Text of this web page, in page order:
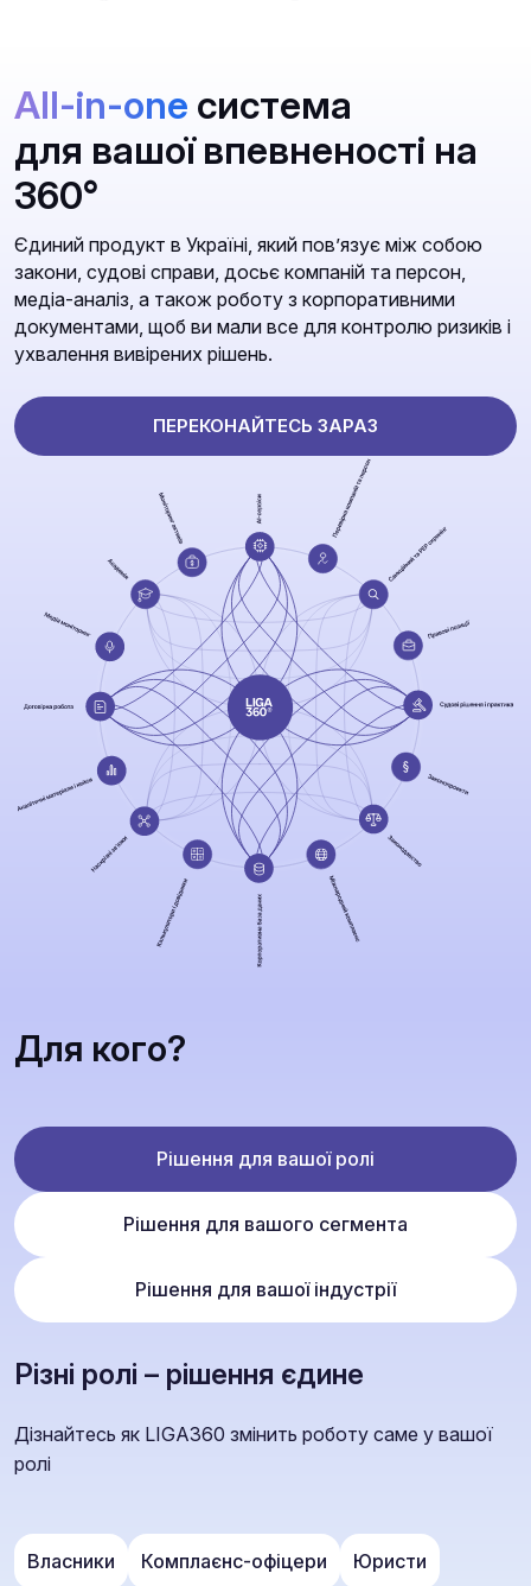
All-in-one система
для вашої впевненості на
360°
Єдиний продукт в Україні, який повʼязує між собою
закони, судові справи, досьє компаній та персон,
медіа-аналіз, а також роботу з корпоративними
документами, щоб ви мали все для контролю ризиків і
ухвалення вивірених рішень.
ПЕРЕКОНАЙТЕСЬ ЗАРАЗ
Для кого?
Рішення для вашої ролі
Рішення для вашого сегмента
Рішення для вашої індустрії
Різні ролі – рішення єдине
Дізнайтесь як LIGA360 змінить роботу саме у вашої
ролі
Власники Комплаєнс-офіцери Юристи